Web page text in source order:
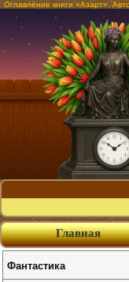
Оглавление книги «Азарт».
Главная
Фантастика